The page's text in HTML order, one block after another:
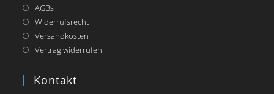
AGBs
Widerrufsrecht
Versandkosten
Vertrag widerrufen
Kontakt